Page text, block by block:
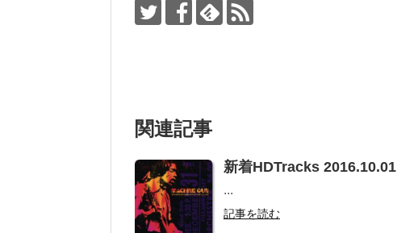
関連記事
新着HDTracks 2016.10.01
...
記事を読む